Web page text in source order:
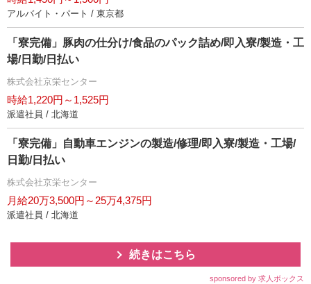
アルバイト・パート / 東京都
「寮完備」豚肉の仕分け/食品のパック詰め/即入寮/製造・工
場/日勤/日払い
株式会社京栄センター
時給1,220円～1,525円
派遣社員 / 北海道
「寮完備」自動車エンジンの製造/修理/即入寮/製造・工場/
日勤/日払い
株式会社京栄センター
月給20万3,500円～25万4,375円
派遣社員 / 北海道
続きはこちら
sponsored by 求人ボックス